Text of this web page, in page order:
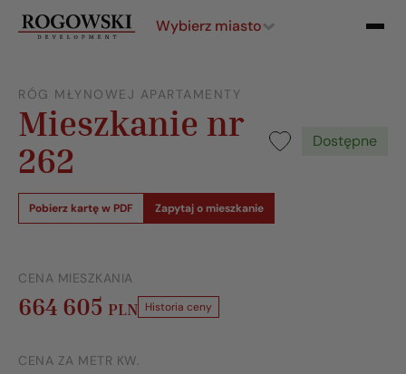
Wybierz miasto
RÓG MŁYNOWEJ APARTAMENTY
Mieszkanie nr
262
Dostępne
Pobierz kartę w PDF Zapytaj o mieszkanie
CENA MIESZKANIA
664 605 PLN Historia ceny
CENA ZA METR KW.